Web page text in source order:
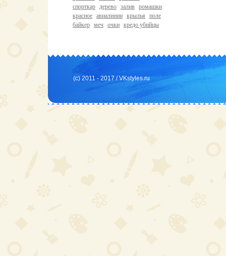
спорткар дерево залив ромашки
красное авиалинии крылья
поле
байкер меч очки кредо убийцы
(c) 2011 - 2017 /VKstyles.ru